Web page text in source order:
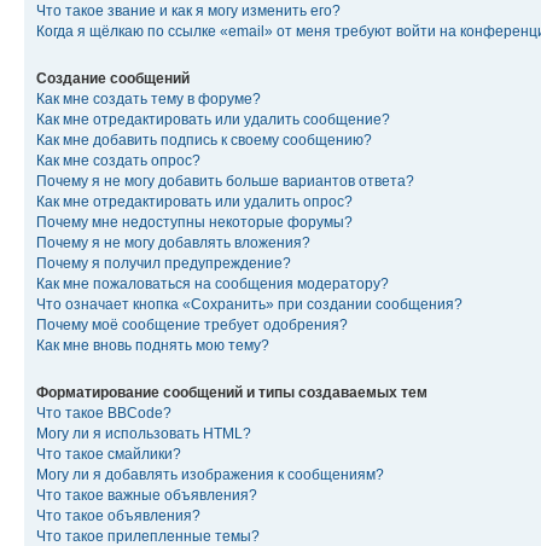
Что такое звание и как я могу изменить его?
Когда я щёлкаю по ссылке «email» от меня требуют войти на
Создание сообщений
Как мне создать тему в форуме?
Как мне отредактировать или удалить сообщение?
Как мне добавить подпись к своему сообщению?
Как мне создать опрос?
Почему я не могу добавить больше вариантов ответа?
Как мне отредактировать или удалить опрос?
Почему мне недоступны некоторые форумы?
Почему я не могу добавлять вложения?
Почему я получил предупреждение?
Как мне пожаловаться на сообщения модератору?
Что означает кнопка «Сохранить» при создании сообщения?
Почему моё сообщение требует одобрения?
Как мне вновь поднять мою тему?
Форматирование сообщений и типы создаваемых тем
Что такое BBCode?
Могу ли я использовать HTML?
Что такое смайлики?
Могу ли я добавлять изображения к сообщениям?
Что такое важные объявления?
Что такое объявления?
Что такое прилепленные темы?